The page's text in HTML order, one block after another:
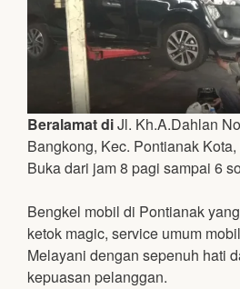
Beralamat diJl. Kh.A.Dahlan
Bangkong, Kec. Pontianak
Buka dari jam 8 pagi sampai 6
Bengkel mobil di Pontianak
ketok magic, service umum
Melayani dengan sepenuh hati
kepuasan pelanggan.